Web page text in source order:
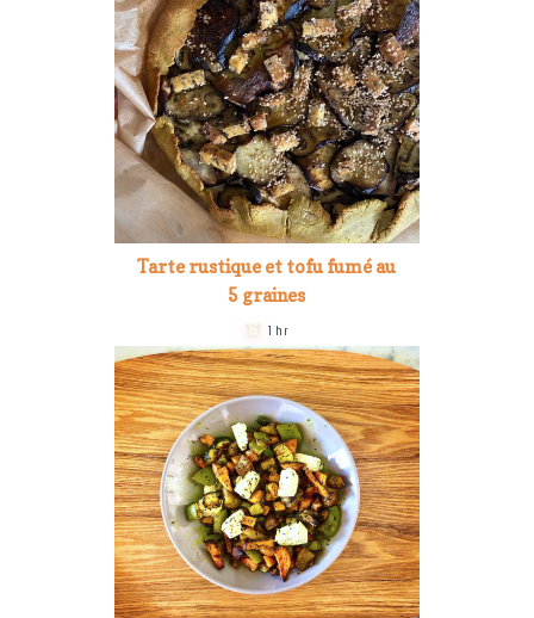
Tarte rustique et tofu fumé au
5 graines
1 hr